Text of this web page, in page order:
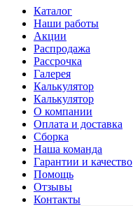
Каталог
Наши работы
Акции
Распродажа
Рассрочка
Галерея
Калькулятор
Калькулятор
О компании
Оплата и доставка
Сборка
Наша команда
Гарантии и качество
Помощь
Отзывы
Контакты